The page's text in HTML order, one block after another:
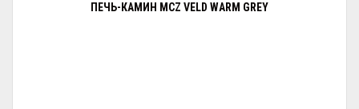
ПЕЧЬ-КАМИН MCZ VELD WARM GREY